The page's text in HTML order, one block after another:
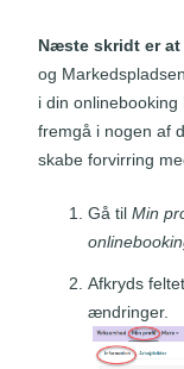
Næste skridt er at
og
i din
fremgå i nogen af
skabe forvirring
Gå til Min
Afkryds feltet
ændringer.